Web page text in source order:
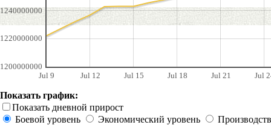
Jul 9 Jul 12 Jul 15 Jul 18 Jul 21 Jul
1200000000
1220000000
1240000000
Показать график:
Показать дневной прирост
Боевой уровень
Экономический уровень